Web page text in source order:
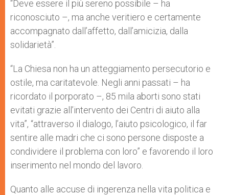
“Deve essere il più sereno possibile – ha
riconosciuto –, ma anche veritiero e certamente
accompagnato dall’affetto, dall’amicizia, dalla
solidarietà”.
“La Chiesa non ha un atteggiamento persecutorio e
ostile, ma caritatevole. Negli anni passati – ha
ricordato il porporato –, 85 mila aborti sono stati
evitati grazie all’intervento dei Centri di aiuto alla
vita”, “attraverso il dialogo, l’aiuto psicologico, il far
sentire alle madri che ci sono persone disposte a
condividere il problema con loro” e favorendo il loro
inserimento nel mondo del lavoro.
Quanto alle accuse di ingerenza nella vita politica e